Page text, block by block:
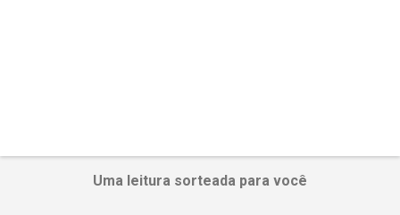
Uma leitura sorteada para você